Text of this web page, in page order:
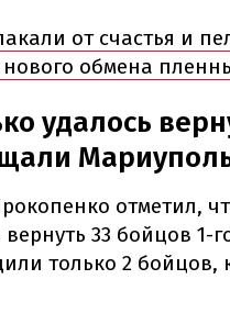
от счастья и
нового обмена
удалось
Мариуполь
отметил,
вернуть 33 бойцов 1-
только 2